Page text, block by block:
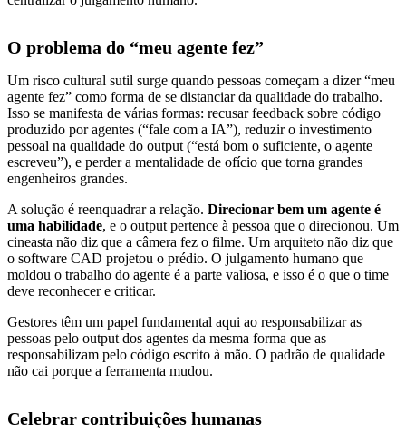
O problema do “meu agente fez”
Um risco cultural sutil surge quando pessoas começam a dizer “meu
agente fez” como forma de se distanciar da qualidade do trabalho.
Isso se manifesta de várias formas: recusar feedback sobre código
produzido por agentes (“fale com a IA”), reduzir o investimento
pessoal na qualidade do output (“está bom o suficiente, o agente
escreveu”), e perder a mentalidade de ofício que torna grandes
engenheiros grandes.
A solução é reenquadrar a relação. Direcionar bem um agente é
uma habilidade, e o output pertence à pessoa que o direcionou. Um
cineasta não diz que a câmera fez o filme. Um arquiteto não diz que
o software CAD projetou o prédio. O julgamento humano que
moldou o trabalho do agente é a parte valiosa, e isso é o que o time
deve reconhecer e criticar.
Gestores têm um papel fundamental aqui ao responsabilizar as
pessoas pelo output dos agentes da mesma forma que as
responsabilizam pelo código escrito à mão. O padrão de qualidade
não cai porque a ferramenta mudou.
Celebrar contribuições humanas